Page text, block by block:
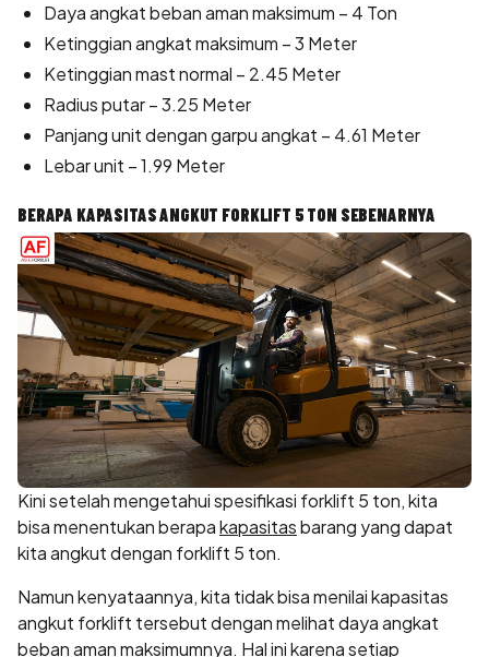
Daya angkat beban aman maksimum – 4 Ton
Ketinggian angkat maksimum – 3 Meter
Ketinggian mast normal – 2.45 Meter
Radius putar – 3.25 Meter
Panjang unit dengan garpu angkat – 4.61 Meter
Lebar unit – 1.99 Meter
BERAPA KAPASITAS ANGKUT FORKLIFT 5 TON SEBENARNYA
Kini setelah mengetahui spesifikasi forklift 5 ton, kita
bisa menentukan berapakapasitasbarang yang dapat
kita angkut dengan forklift 5 ton.
Namun kenyataannya, kita tidak bisa menilai kapasitas
angkut forklift tersebut dengan melihat daya angkat
beban aman maksimumnya. Hal ini karena setiap